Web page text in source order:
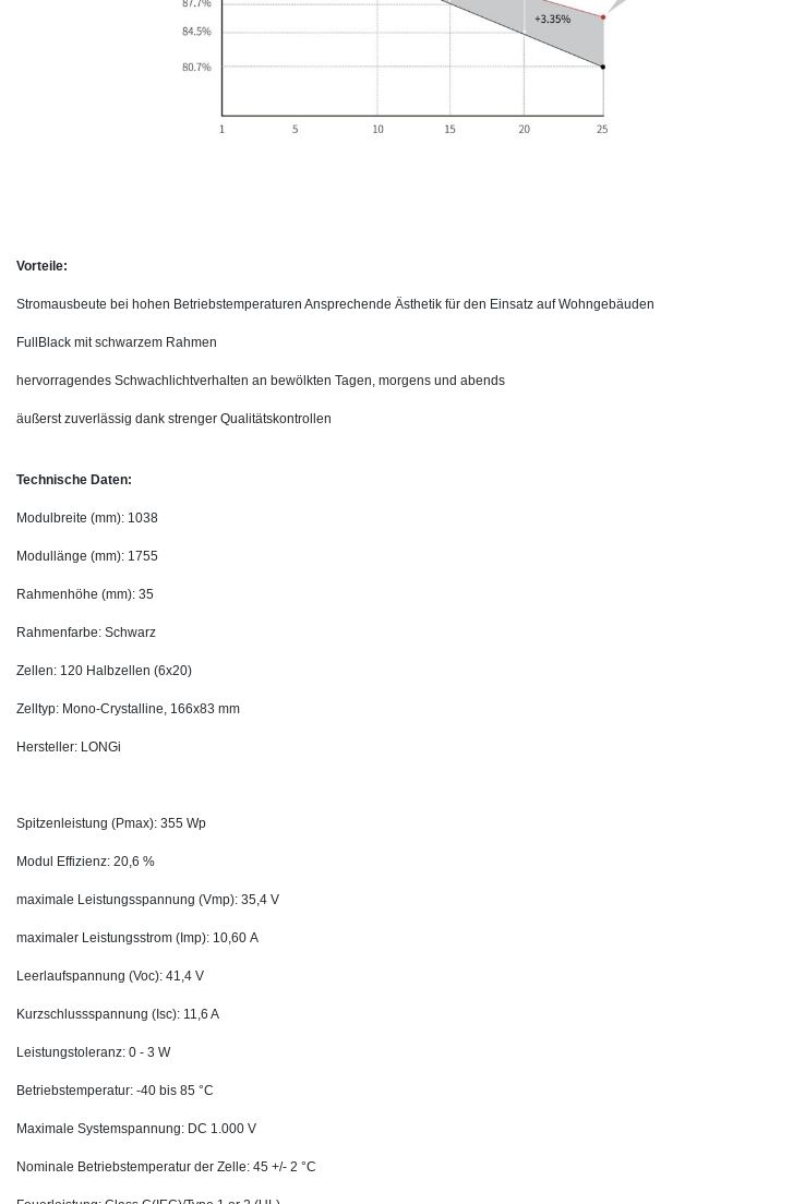
Vorteile:
Stromausbeute bei hohen Betriebstemperaturen Ansprechende Ästhetik für den Einsatz auf Wohngebäuden
FullBlack mit schwarzem Rahmen
hervorragendes Schwachlichtverhalten an bewölkten Tagen, morgens und abends
äußerst zuverlässig dank strenger Qualitätskontrollen
Technische Daten:
Modulbreite (mm): 1038
Modullänge (mm): 1755
Rahmenhöhe (mm): 35
Rahmenfarbe: Schwarz
Zellen: 120 Halbzellen (6x20)
Zelltyp: Mono-Crystalline, 166x83 mm
Hersteller: LONGi
Spitzenleistung (Pmax): 355 Wp
Modul Effizienz: 20,6 %
maximale Leistungsspannung (Vmp): 35,4 V
maximaler Leistungsstrom (Imp): 10,60 A
Leerlaufspannung (Voc): 41,4 V
Kurzschlussspannung (Isc): 11,6 A
Leistungstoleranz: 0 - 3 W
Betriebstemperatur: -40 bis 85 °C
Maximale Systemspannung: DC 1.000 V
Nominale Betriebstemperatur der Zelle: 45 +/- 2 °C